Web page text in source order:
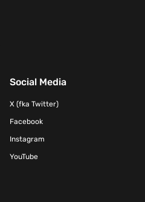
Social Media
X (fka Twitter)
Facebook
Instagram
YouTube